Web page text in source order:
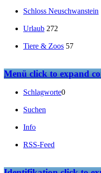
Schloss Neuschwanstein
Urlaub 272
Tiere & Zoos 57
Menüclick to expand
Schlagworte0
Suchen
Info
RSS-Feed